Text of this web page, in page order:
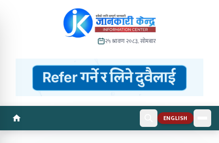
२५ श्रावण २०८३, सोमबार
ENGLISH